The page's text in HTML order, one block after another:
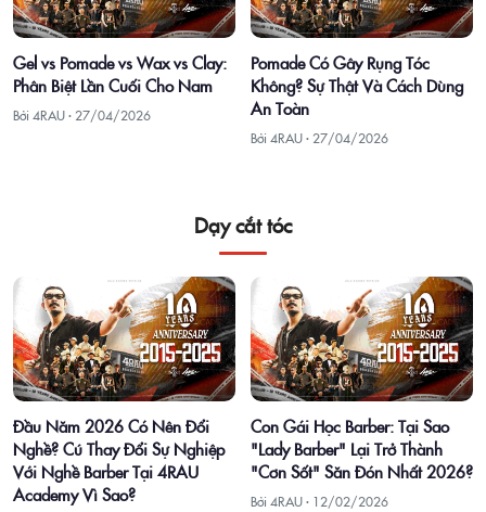
Gel vs Pomade vs Wax vs Clay:
Phân Biệt Lần Cuối Cho Nam
Bởi 4RAU · 27/04/2026
Pomade Có Gây Rụng Tóc
Không? Sự Thật Và Cách Dùng
An Toàn
Bởi 4RAU · 27/04/2026
Dạy cắt tóc
Đầu Năm 2026 Có Nên Đổi
Nghề? Cú Thay Đổi Sự Nghiệp
Với Nghề Barber Tại 4RAU
Academy Vì Sao?
Con Gái Học Barber: Tại Sao
"Lady Barber" Lại Trở Thành
"Cơn Sốt" Săn Đón Nhất 2026?
Bởi 4RAU · 12/02/2026